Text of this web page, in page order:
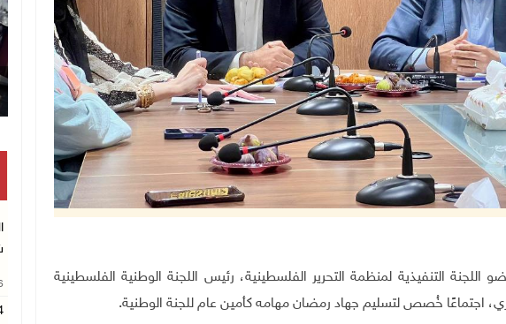
وفا- ترأس عضو اللجنة التنفيذية لمنظمة التحرير الفلسطينية، رئيس اللجنة الوطنية الفلسطينية
اجتماعًا خُصص لتسليم جهاد رمضان مهامه كأمين عام للجنة الوطنية.
تكريم متفوقين بالثانوية العامة في